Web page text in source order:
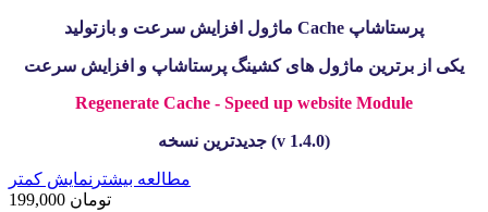
ماژول افزایش سرعت و بازتولید Cache پرستاشاپ
یکی از برترین ماژول های کشینگ پرستاشاپ و افزایش سرعت
Regenerate Cache - Speed up website Module
جدیدترین نسخه (v 1.4.0)
مطالعه بیشتر نمایش کمتر
199,000 تومان